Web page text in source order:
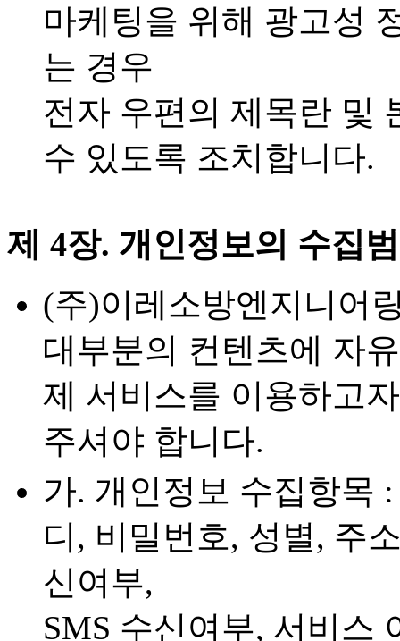
마케팅을 위해 광고성
는 경우
전자 우편의 제목란 및
수 있도록 조치합니다.
제 4장. 개인정보의 수집
(주)이레소방엔지니어
대부분의 컨텐츠에 자
제 서비스를 이용하고
주셔야 합니다.
가. 개인정보 수집항목
디, 비밀번호, 성별, 주
신여부,
SMS 수신여부, 서비스